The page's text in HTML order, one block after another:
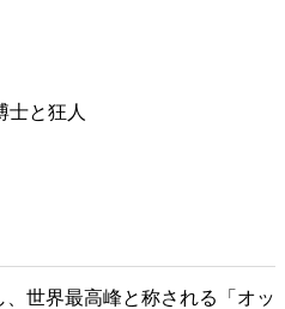
士と狂人
世界最高峰と称される「オッ